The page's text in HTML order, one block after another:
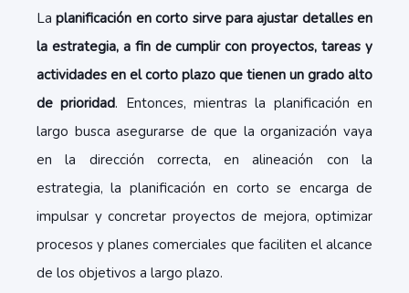
Laplanificación en corto sirve para ajustar detalles en
la estrategia, a fin de cumplir con proyectos, tareas y
actividades en el corto plazo que tienen un grado alto
de prioridad. Entonces, mientras la planificación en
largo busca asegurarse de que la organización vaya
en la dirección correcta, en alineación con la
estrategia, la planificación en corto se encarga de
impulsar y concretar proyectos de mejora, optimizar
procesos y planes comerciales que faciliten el alcance
de los objetivos a largo plazo.